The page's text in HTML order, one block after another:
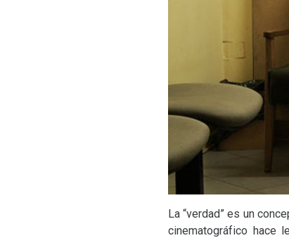
La “verdad” es un
cinematográfico hace